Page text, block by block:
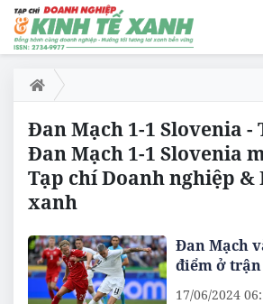
Đan Mạch 1-1 Slovenia -
Đan Mạch 1-1 Slovenia
Tạp chí Doanh nghiệp &
xanh
Đan Mạch
điểm ở
17/06/2024